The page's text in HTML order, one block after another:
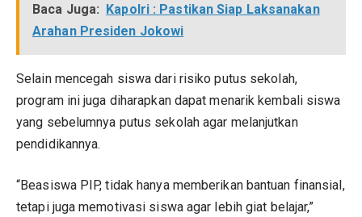
Baca Juga: Kapolri : Pastikan Siap Laksanakan
Arahan Presiden Jokowi
Selain mencegah siswa dari risiko putus sekolah,
program ini juga diharapkan dapat menarik kembali siswa
yang sebelumnya putus sekolah agar melanjutkan
pendidikannya.
“Beasiswa PIP, tidak hanya memberikan bantuan finansial,
tetapi juga memotivasi siswa agar lebih giat belajar,”